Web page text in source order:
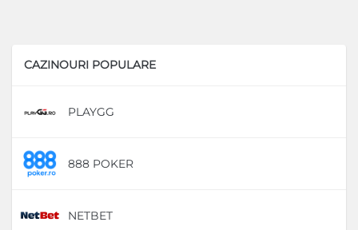
CAZINOURI POPULARE
PLAYGG
888 POKER
NETBET